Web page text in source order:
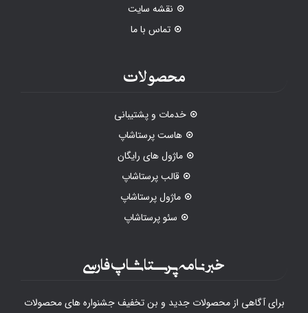
نقشه سایت
تماس با ما
محصولات
خدمات و پشتیبانی
هاست پرستاشاپ
ماژول های رایگان
قالب پرستاشاپ
ماژول پرستاشاپ
سئو پرستاشاپ
خبرنامه پرستاشاپ فارسی
برای آگاهی از محصولات جدید و بن تخفیف جشنواره های محصولات